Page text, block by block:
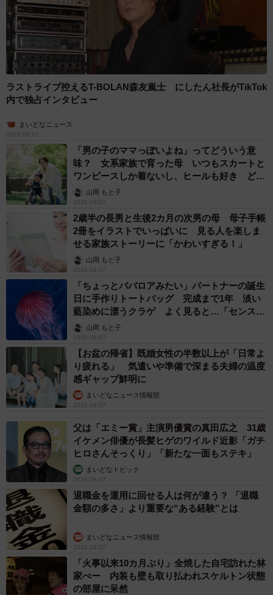
ーー制作の裏側を知ることができて、とても興味深いで
す。「斜めに読むと見える！」というリプなどもありまし
た。読むコツやからくりも意識してデザインされたのでし
ょうか？
斜めから見ると読めることは考えていませんでしたが、五
はありますか？
フォントとして使えるようにする課題だったので、フォン
トセットにして売るのが今の目標です！笑
ーーフォント名は何かお考えですか？
「ブラックレターフォント」にしようかなと考えていたの
ですが、リプライ欄に「ドイツ語でセリフの事を“フラクチ
ャー”と言うから“ひらくちゃー”なんていうのは？」とあっ
たのを見てそれも良いなと感じました（笑）。
ラストライブ控えるT-BOLAN森友嵐士 にしたん社長がTikTok
内で独占インタビュー
まいどなニュース
2026.08.07
「男の子のママっぽいよね」ってどういう意
味？ 女系家族で育った母 いつもスカートと
ワンピースしか着ないし、ヒールも好き どの
へんが…
山岡 もと子
2026.08.07
2歳半の長男と生後2カ月の次男の母 母子手帳
2冊をイラストでいっぱいに 見る人を楽しま
せる家族ストーリーに「かわいすぎる！」
山岡 もと子
2026.08.07
「ちょっとババロアみたい」パートナーの誕生
日に手作りトートバッグ 完成まで1年 淡い
藍染めに漂うクラゲ よく見ると…「センスす
ごい」山岡 もと子
2026.08.07
【お盆の帰省】既婚女性の半数以上が「日常よ
り疲れる」 気遣いや準備で深まる夫婦の温度
感ギャップ鮮明に
まいどなニュース情報部
2026.08.07
父は「エミー賞」主演男優賞の真田広之 31歳
イケメン俳優が長髪ヒゲのワイルド近影「ガチ
ヒロさんそっくり」「新たな一面もステキ」
まいどなトピック
2026.08.07
退職金を運用に回せる人は何が違う？ 「退職
金額の多さ」より重要な“ある経験”とは
まいどなニュース情報部
2026.08.07
「火事以来10カ月ぶり」全焼した自宅訪れた林
家ぺー 内装も壁も取り払われスケルトン状態
の部屋に呆然